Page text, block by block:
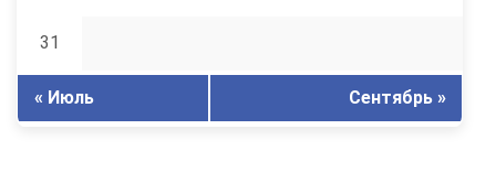
31
« Июль Сентябрь »